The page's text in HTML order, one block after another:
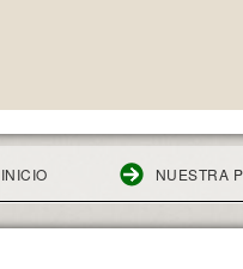
INICIO NUESTRA